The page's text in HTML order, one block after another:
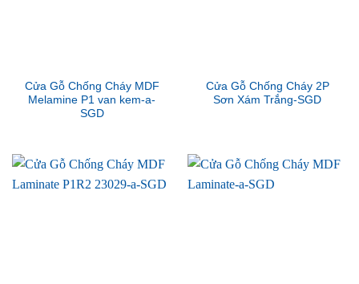
Cửa Gỗ Chống Cháy MDF
Melamine P1 van kem-a-
SGD
Cửa Gỗ Chống Cháy 2P
Sơn Xám Trắng-SGD